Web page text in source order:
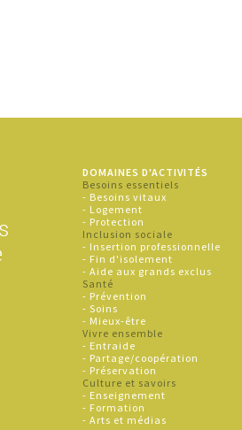
DOMAINES D'ACTIVITÉS
Besoins essentiels
- Besoins vitaux
- Logement
- Protection
Inclusion sociale
- Insertion professionnelle
- Fin d'isolement
- Aide aux grands exclus
Santé
- Prévention
- Soins
- Mieux-être
Vivre ensemble
- Entraide
- Partage/coopération
- Préservation
Culture et savoirs
- Enseignement
- Formation
- Arts et médias